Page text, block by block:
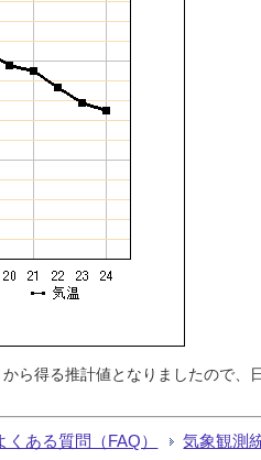
ら得る推計値となりましたので、
くある質問（FAQ） 気象観測